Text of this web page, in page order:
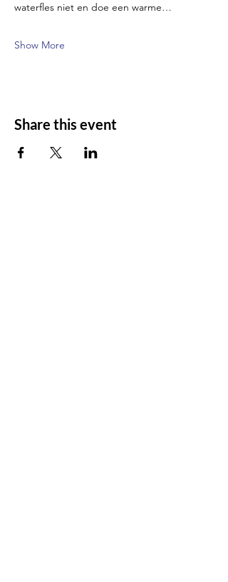
waterfles niet en doe een warme…
Show More
Share this event